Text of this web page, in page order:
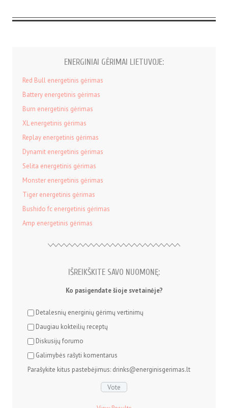
ENERGINIAI GĖRIMAI LIETUVOJE:
Red Bull energetinis gėrimas
Battery energetinis gėrimas
Burn energetinis gėrimas
XL energetinis gėrimas
Replay energetinis gėrimas
Dynamit energetinis gėrimas
Selita energetinis gėrimas
Monster energetinis gėrimas
Tiger energetinis gėrimas
Bushido fc energetinis gėrimas
Amp energetinis gėrimas
IŠREIKŠKITE SAVO NUOMONĘ:
Ko pasigendate šioje svetainėje?
Detalesnių energinių gėrimų vertinimų
Daugiau kokteilių receptų
Diskusijų forumo
Galimybės rašyti komentarus
Parašykite kitus pastebėjimus: drinks@energinisgerimas.lt